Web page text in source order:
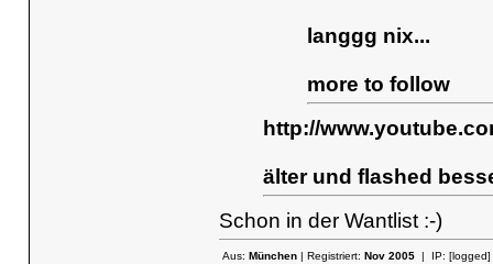
langgg nix...
more to follow
http://
älter und flashed
Schon in der Wantlist :-)
Aus: München| Registriert: Nov 2005| IP: [logged]